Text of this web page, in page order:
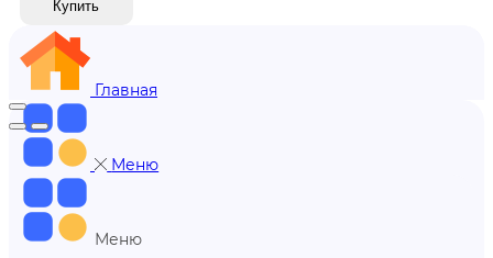
Купить
Главная
Меню
Меню